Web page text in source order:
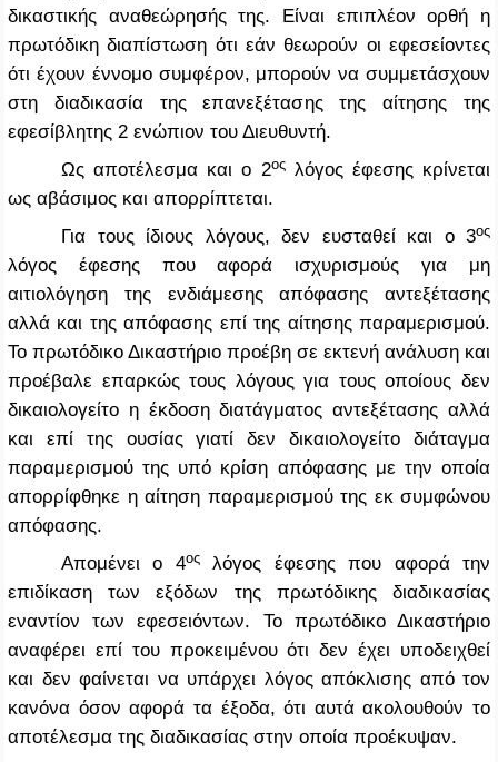
δικαστικής αναθεώρησής της. Είναι επιπλέον ορθή η
πρωτόδικη διαπίστωση ότι εάν θεωρούν οι εφεσείοντες
ότι έχουν έννομο συμφέρον, μπορούν να συμμετάσχουν
στη διαδικασία της επανεξέτασης της αίτησης της
εφεσίβλητης 2 ενώπιον του Διευθυντή.
Ως αποτέλεσμα και ο 2οςλόγος έφεσης κρίνεται
ως αβάσιμος και απορρίπτεται.
Για τους ίδιους λόγους, δεν ευσταθεί και ο 3ος
λόγος έφεσης που αφορά ισχυρισμούς για μη
αιτιολόγηση της ενδιάμεσης απόφασης αντεξέτασης
αλλά και της απόφασης επί της αίτησης παραμερισμού.
Το πρωτόδικο Δικαστήριο προέβη σε εκτενή ανάλυση και
προέβαλε επαρκώς τους λόγους για τους οποίους δεν
δικαιολογείτο η έκδοση διατάγματος αντεξέτασης αλλά
και επί της ουσίας γιατί δεν δικαιολογείτο διάταγμα
παραμερισμού της υπό κρίση απόφασης με την οποία
απορρίφθηκε η αίτηση παραμερισμού της εκ συμφώνου
απόφασης.
Απομένει ο 4οςλόγος έφεσης που αφορά την
επιδίκαση των εξόδων της πρωτόδικης διαδικασίας
εναντίον των εφεσειόντων. Το πρωτόδικο Δικαστήριο
αναφέρει επί του προκειμένου ότι δεν έχει υποδειχθεί
και δεν φαίνεται να υπάρχει λόγος απόκλισης από τον
κανόνα όσον αφορά τα έξοδα, ότι αυτά ακολουθούν το
αποτέλεσμα της διαδικασίας στην οποία προέκυψαν.